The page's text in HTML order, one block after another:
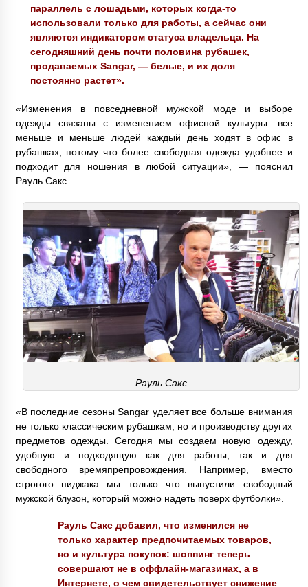
параллель с лошадьми, которых когда-то
использовали только для работы, а сейчас они
являются индикатором статуса владельца. На
сегодняшний день почти половина рубашек,
продаваемых Sangar, — белые, и их доля
постоянно растет».
«Изменения в повседневной мужской моде и выборе
одежды связаны с изменением офисной культуры: все
меньше и меньше людей каждый день ходят в офис в
рубашках, потому что более свободная одежда удобнее и
подходит для ношения в любой ситуации», — пояснил
Рауль Сакс.
Рауль Сакс
«В последние сезоны Sangar уделяет все больше внимания
не только классическим рубашкам, но и производству других
предметов одежды. Сегодня мы создаем новую одежду,
удобную и подходящую как для работы, так и для
свободного времяпрепровождения. Например, вместо
строгого пиджака мы только что выпустили свободный
мужской блузон, который можно надеть поверх футболки».
Рауль Саксдобавил, что изменился не
только характер предпочитаемых товаров,
но и культура покупок: шоппинг теперь
совершают не в оффлайн-магазинах, а в
Интернете, о чем свидетельствует снижение